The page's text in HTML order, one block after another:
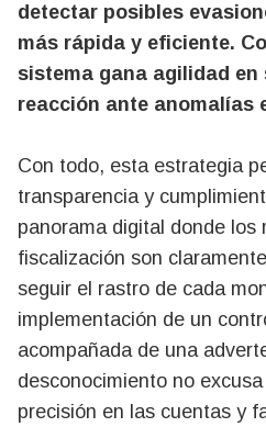
detectar posibles
más rápida y eficiente.
sistema gana agilidad en
reacción ante anomalías
Con todo, esta estrategia
transparencia y
panorama digital donde los
fiscalización son
seguir el rastro de cada
implementación de un
acompañada de una
desconocimiento no
precisión en las cuentas y